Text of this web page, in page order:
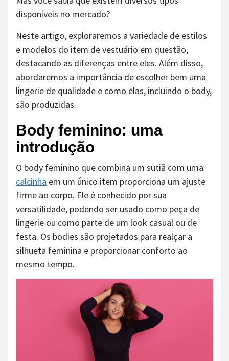
disponíveis no mercado?
Neste artigo, exploraremos a variedade de estilos
e modelos do item de vestuário em questão,
destacando as diferenças entre eles. Além disso,
abordaremos a importância de escolher bem uma
lingerie de qualidade e como elas, incluindo o body,
são produzidas.
Body feminino: uma
introdução
O body feminino que combina um sutiã com uma
calcinha em um único item proporciona um ajuste
firme ao corpo. Ele é conhecido por sua
versatilidade, podendo ser usado como peça de
lingerie ou como parte de um look casual ou de
festa. Os bodies são projetados para realçar a
silhueta feminina e proporcionar conforto ao
mesmo tempo.